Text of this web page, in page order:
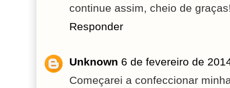
continue assim, cheio de
Responder
Unknown 6 de fevereiro de
Começarei a confeccionar